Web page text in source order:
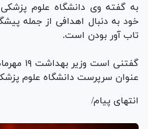
به گفته وی دانشگاه علوم
خود به دنبال اهدافی از جمله
تاب آور بودن است.
گفتنی
عنوان سرپرست دانشگاه علوم
انتهای پیام/